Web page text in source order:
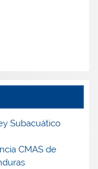
Subacuático
CMAS de